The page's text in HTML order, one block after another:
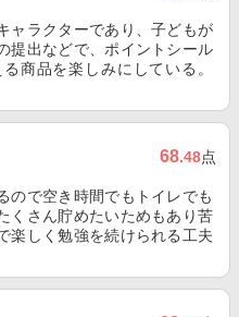
ャラクターであり、子どもが
提出などで、ポイントシール
商品を楽しみにしている。
68.48点
ので空き時間でもトイレでも
くさん貯めたいためもあり苦
楽しく勉強を続けられる工夫